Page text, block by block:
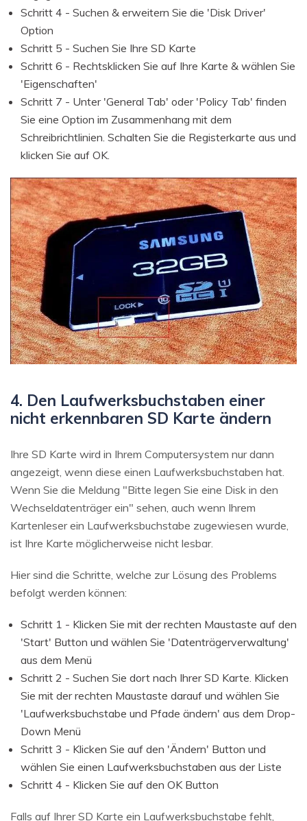
Schritt 4 - Suchen & erweitern Sie die 'Disk Driver'
Option
Schritt 5 - Suchen Sie Ihre SD Karte
Schritt 6 - Rechtsklicken Sie auf Ihre Karte & wählen Sie
'Eigenschaften'
Schritt 7 - Unter 'General Tab' oder 'Policy Tab' finden
Sie eine Option im Zusammenhang mit dem
Schreibrichtlinien. Schalten Sie die Registerkarte aus und
klicken Sie auf OK.
4. Den Laufwerksbuchstaben einer
nicht erkennbaren SD Karte ändern
Ihre SD Karte wird in Ihrem Computersystem nur dann
angezeigt, wenn diese einen Laufwerksbuchstaben hat.
Wenn Sie die Meldung "Bitte legen Sie eine Disk in den
Wechseldatenträger ein" sehen, auch wenn Ihrem
Kartenleser ein Laufwerksbuchstabe zugewiesen wurde,
ist Ihre Karte möglicherweise nicht lesbar.
Hier sind die Schritte, welche zur Lösung des Problems
befolgt werden können:
Schritt 1 - Klicken Sie mit der rechten Maustaste auf den
'Start' Button und wählen Sie 'Datenträgerverwaltung'
aus dem Menü
Schritt 2 - Suchen Sie dort nach Ihrer SD Karte. Klicken
Sie mit der rechten Maustaste darauf und wählen Sie
'Laufwerksbuchstabe und Pfade ändern' aus dem Drop-
Down Menü
Schritt 3 - Klicken Sie auf den 'Ändern' Button und
wählen Sie einen Laufwerksbuchstaben aus der Liste
Schritt 4 - Klicken Sie auf den OK Button
Falls auf Ihrer SD Karte ein Laufwerksbuchstabe fehlt,